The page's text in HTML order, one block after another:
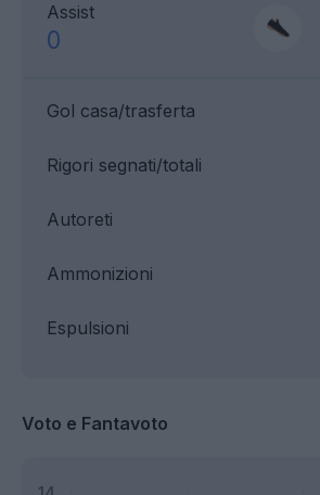
Assist
0
Gol casa/trasferta
Ammonizioni
Rigori segnati/totali
Espulsioni
Autoreti
Voto e Fantavoto